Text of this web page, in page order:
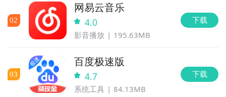
02
网易云音乐
4.0
影音播放 195.63MB
下载
03
百度极速版
4.7
系统工具 84.13MB
下载